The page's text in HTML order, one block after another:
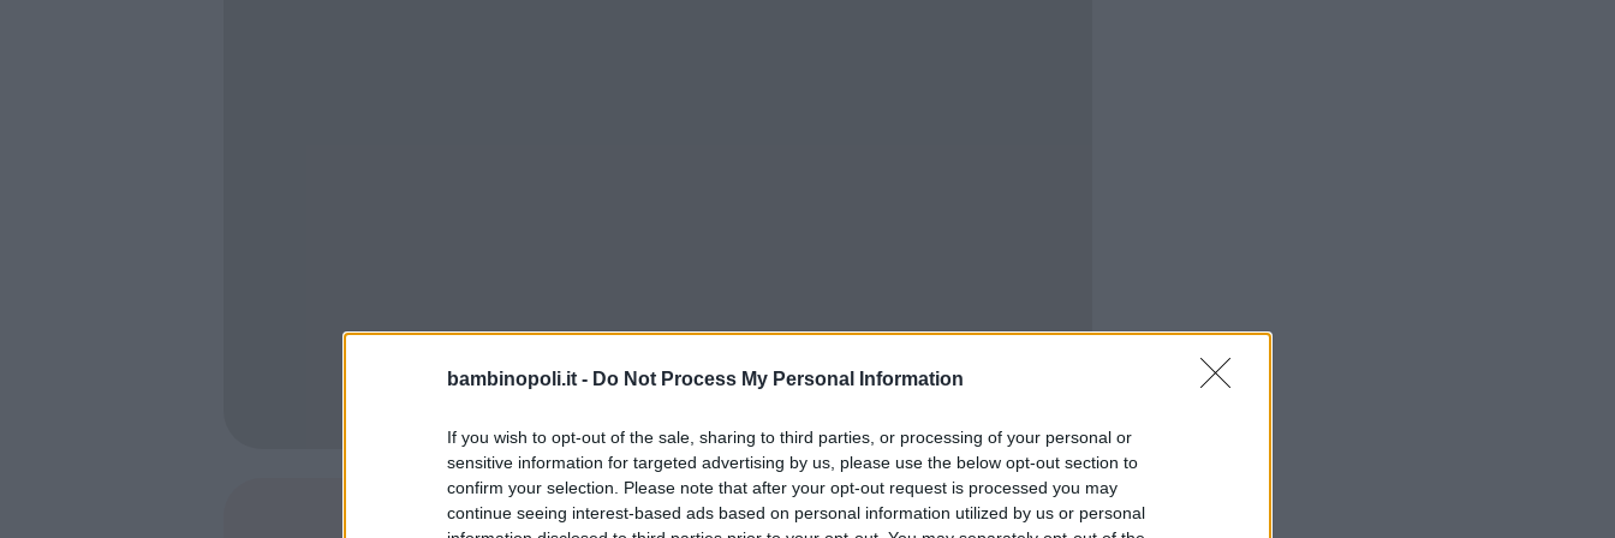
bambinopoli.it - Do Not Process My Personal Information
If you wish to opt-out of the sale, sharing to third parties, or processing of your personal or
sensitive information for targeted advertising by us, please use the below opt-out section to
confirm your selection. Please note that after your opt-out request is processed you may
continue seeing interest-based ads based on personal information utilized by us or personal
SHARE